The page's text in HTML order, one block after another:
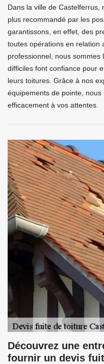
Dans la ville de Castelferrus,
plus recommandé par les
garantissons, en effet, des
toutes opérations en relation
professionnel, nous sommes
difficiles font confiance pour
leurs toitures. Grâce à nos
équipements de pointe,
efficacement à vos attentes.
Découvrez une
fournir un devis